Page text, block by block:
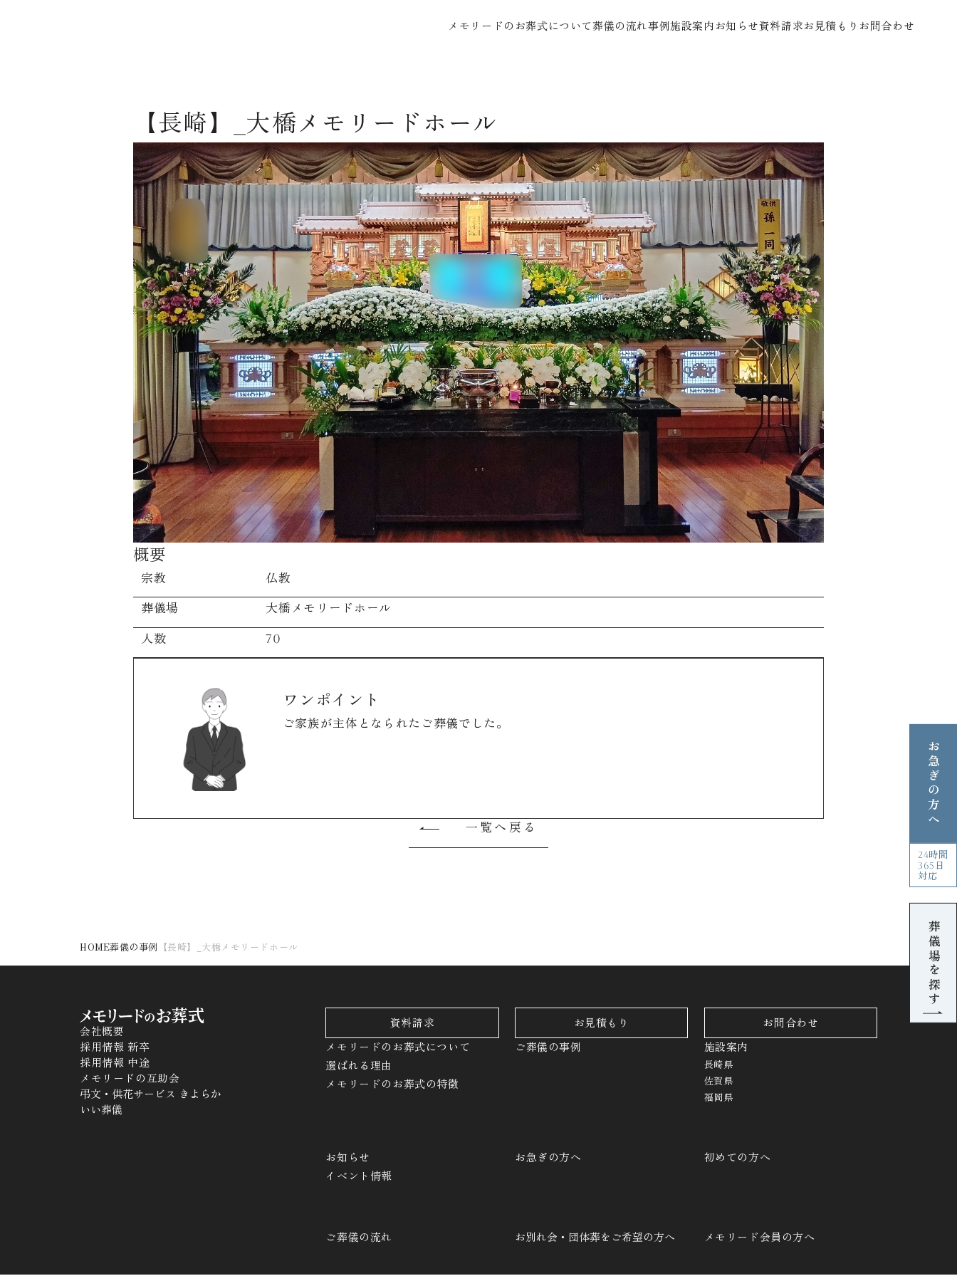
メモリードのお葬式について葬儀の流れ事例施設案内 お知らせ資料請求お見積もり お問合わせ
【長崎】_大橋メモリードホール
概要
宗教 仏教
葬儀場 大橋メモリードホール
人数 70
ワンポイント
ご家族が主体となられたご葬儀でした。
一覧へ戻る
HOME葬儀の事例 【長崎】_大橋メモリードホール
会社概要
採用情報 新卒
採用情報 中途
メモリードの互助会
弔文・供花サービス きよらか
いい葬儀
資料請求 お見積もり お問合わせ
メモリードのお葬式について
選ばれる理由
メモリードのお葬式の特徴
ご葬儀の事例 施設案内
長崎県
佐賀県
福岡県
お知らせ
イベント情報
お急ぎの方へ 初めての方へ
ご葬儀の流れ お別れ会・団体葬をご希望の方へ メモリード会員の方へ
お急ぎの方へ
24時間
365日
対応
葬儀場を探す